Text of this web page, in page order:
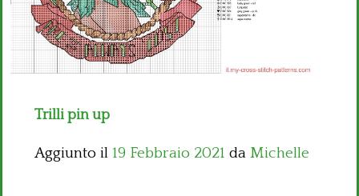
Trilli pin up
Aggiunto il 19 Febbraio 2021 da Michelle